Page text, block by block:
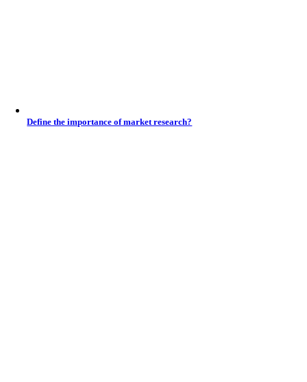
Define the importance of market research?